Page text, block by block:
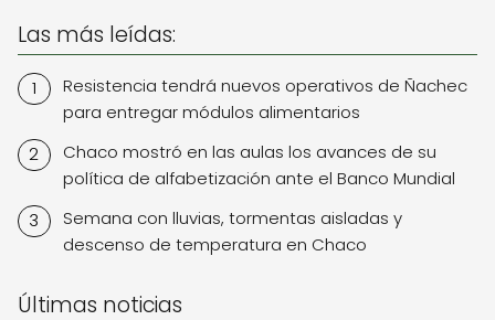
Las más leídas:
Resistencia tendrá nuevos operativos de Ñachec
para entregar módulos alimentarios
Chaco mostró en las aulas los avances de su
política de alfabetización ante el Banco Mundial
Semana con lluvias, tormentas aisladas y
descenso de temperatura en Chaco
Últimas noticias